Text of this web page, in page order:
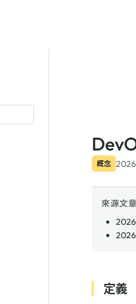
概念
來源文章
定義